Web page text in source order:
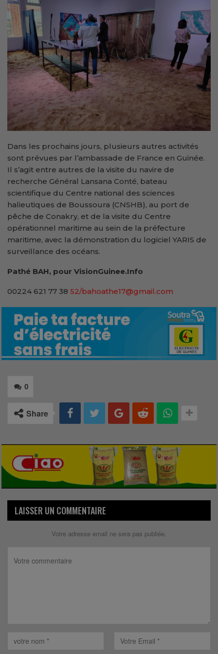
Dans les prochains jours, plusieurs autres activités
sont prévues par l’ambassade de France en Guinée.
Il s’agit entre autres de la visite du navire de
recherche Général Lansana Conté, bateau
scientifique du Centre national des sciences
halieutiques de Boussoura (CNSHB), au port de
pêche de Conakry, et de la visite du Centre
opérationnel maritime au sein de la préfecture
maritime, avec la démonstration du logiciel YARIS de
surveillance des océans.
Pathé BAH, pour VisionGuinee.Info
00224 621 77 38 52/bahoathe17@gmail.com
0
Share
LAISSER UN COMMENTAIRE
Votre adresse email ne sera pas publiée.